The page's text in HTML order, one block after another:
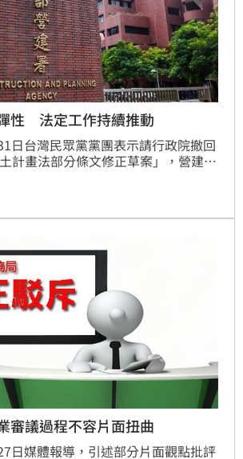
性 法定工作持續推動
日台灣民眾黨黨團表示請行政院撤回
計畫法部分條文修正草案」，營建署
，另有關立法院各黨團均就國土計畫
直轄市、縣(市)國土計畫、國土功能
審議過程不容片面扭曲
日媒體報導，引述部分片面觀點批評